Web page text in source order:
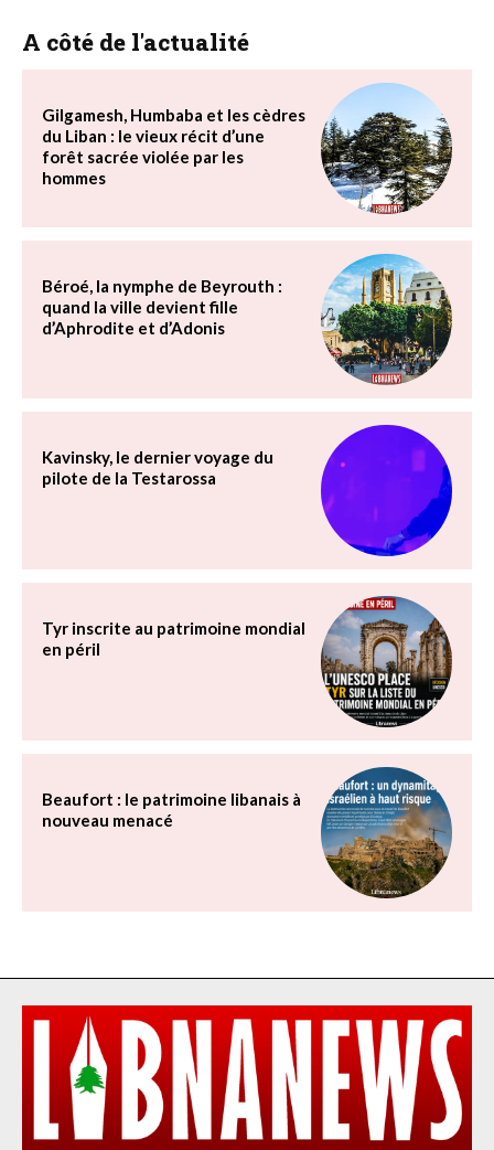
A côté de l'actualité
Gilgamesh, Humbaba et les cèdres
du Liban : le vieux récit d’une
forêt sacrée violée par les
hommes
Béroé, la nymphe de Beyrouth :
quand la ville devient fille
d’Aphrodite et d’Adonis
Kavinsky, le dernier voyage du
pilote de la Testarossa
Tyr inscrite au patrimoine mondial
en péril
Beaufort : le patrimoine libanais à
nouveau menacé